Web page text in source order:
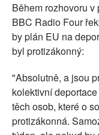
Během rozhovoru
BBC Radio Four
by plán EU na
byl protizákonný:
"Absolutně, a jsou
kolektivní
těch osob, které o
protizákonná.